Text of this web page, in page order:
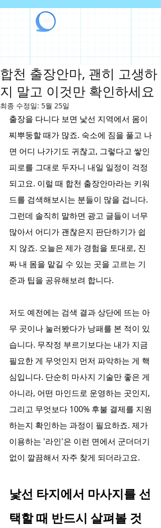
합천 출장안마, 괜히 고생하
지 말고 이것만 확인하세요
최종 수정일: 5월 25일
출장을 다니다 보면 낯선 지역에서 몸이
찌뿌둥할 때가 많죠. 숙소에 짐을 풀고 나
면 어디 나가기도 귀찮고, 그렇다고 쌓인
피로를 그대로 두자니 내일 일정이 걱정
되고요. 이럴 때 합천 출장안마라는 키워
드를 검색해보시는 분들이 많을 겁니다.
그런데 솔직히 말하면 광고 글들이 너무
많아서 어디가 괜찮은지 판단하기가 쉽
지 않죠. 오늘은 제가 경험을 토대로, 진
짜 내 몸을 맡길 수 있는 곳을 고르는 기
준과 팁을 공유해보려 합니다.
저도 예전에는 검색 결과 상단에 뜨는 아
무 곳이나 눌러봤다가 낭패를 본 적이 있
습니다. 무작정 부르기보다는 내가 지금
필요한 게 무엇인지 먼저 파악하는 게 핵
심입니다. 단순히 마사지 기술만 좋은 게
아니라, 어떤 마인드로 운영하는 곳인지,
그리고 무엇보다 100% 후불 결제를 지원
하는지 확인하는 과정이 필요하죠. 제가
이용하는 '라인'은 이런 면에서 군더더기
없이 깔끔해서 자주 찾게 되더라고요.
낯선 타지에서 마사지를 선
택할 때 반드시 살펴볼 것